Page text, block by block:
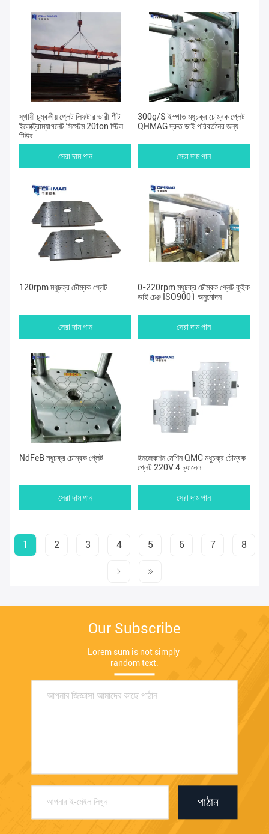
স্থায়ী চুম্বকীয় প্লেট লিফটার ভারী শীট
ইলেক্ট্রোম্যাগনেট সিস্টেম 20ton স্টিল
টিউব
সেরা দাম পান
300g/S ইস্পাত মধুচক্র চৌম্বক প্লেট
QHMAG দ্রুত ডাই পরিবর্তনের জন্য
সেরা দাম পান
120rpm মধুচক্র চৌম্বক প্লেট
সেরা দাম পান
0-220rpm মধুচক্র চৌম্বক প্লেট কুইক
ডাই চেঞ্জ ISO9001 অনুমোদন
সেরা দাম পান
NdFeB মধুচক্র চৌম্বক প্লেট
সেরা দাম পান
ইনজেকশন মেশিন QMC মধুচক্র চৌম্বক
প্লেট 220V 4 চ্যানেল
সেরা দাম পান
1 2 3 4 5 6 7 8
Our Subscribe
Lorem sum is not simply
random text.
পাঠান